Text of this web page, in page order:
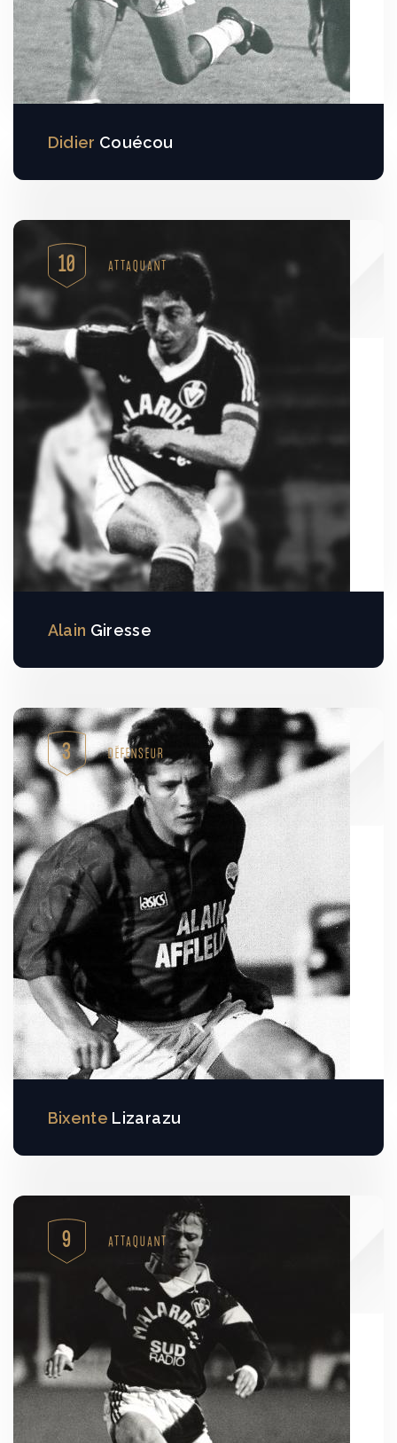
Didier Couécou
10 ATTAQUANT
Alain Giresse
3 DÉFENSEUR
Bixente Lizarazu
9 ATTAQUANT